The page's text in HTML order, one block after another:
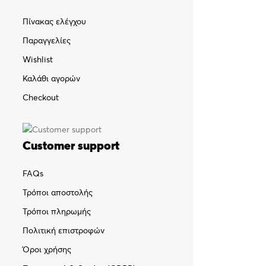
Πίνακας ελέγχου
Παραγγελίες
Wishlist
Καλάθι αγορών
Checkout
Customer support
FAQs
Τρόποι αποστολής
Τρόποι πληρωμής
Πολιτική επιστροφών
Όροι χρήσης